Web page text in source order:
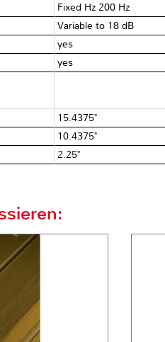
Fixed Hz 200 Hz
Variable to 18 dB
yes
yes
15.4375"
10.4375"
2.25"